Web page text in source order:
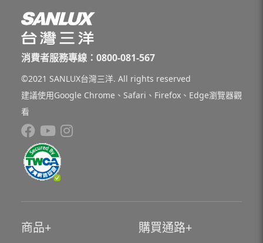
消費者服務專線：0800-081-567
©2021 SANLUX台灣三洋. All rights reserved
建議使用Google Chrome、Safari、Firefox、Edge瀏覽器觀
看
商品 購買通路